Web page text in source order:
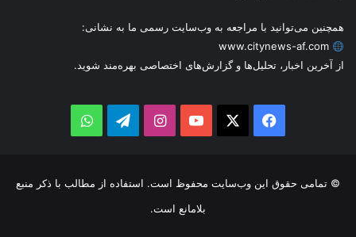
همچنین می‌توانید با مراجعه به وب‌سایت رسمی ما به نشانی:
www.citynews-af.com
از آخرین اخبار، تحلیل‌ها و گزارش‌های اختصاصی بهره‌مند شوید.
Facebook
YouTube
Instagram
Telegram
WhatsApp
© تمامی حقوق این وب‌سایت محفوظ است. استفاده از مطالب با ذکر منبع
بلامانع است.